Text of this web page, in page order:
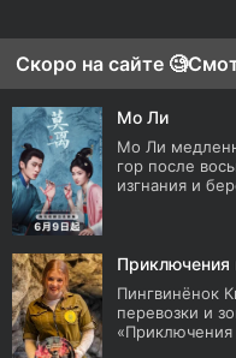
Скоро на сайте 🧐
Мо Ли
Мо Ли
гор после
изгнания и
Приключения
Пингвинёнок
перевозки и
«Приключения